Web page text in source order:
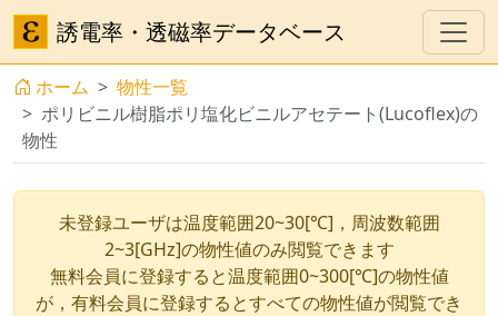
誘電率・透磁率データベース
ホーム
物性一覧
ポリビニル樹脂ポリ塩化ビニルアセテート(Lucoflex)の
物性
未登録ユーザは温度範囲20~30[℃]，周波数範囲
2~3[GHz]の物性値のみ閲覧できます
無料会員に登録すると温度範囲0~300[℃]の物性値
が，有料会員に登録するとすべての物性値が閲覧でき